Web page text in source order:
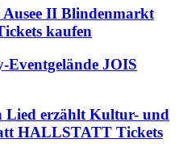
Ausee II Blindenmarkt
kaufen
Eventgelände JOIS
Lied erzählt Kultur- und
HALLSTATT Tickets